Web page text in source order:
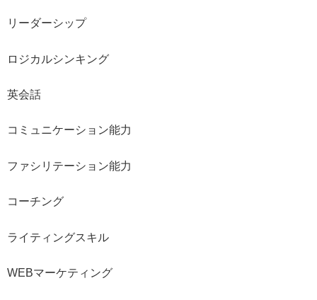
リーダーシップ
ロジカルシンキング
英会話
コミュニケーション能力
ファシリテーション能力
コーチング
ライティングスキル
WEBマーケティング